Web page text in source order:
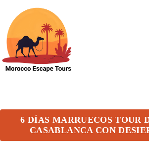
content
6 DÍAS MARRUECOS TOUR
CASABLANCA CON